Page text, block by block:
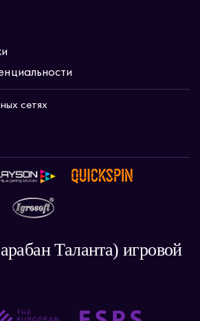
сетях
Таланта) игровой